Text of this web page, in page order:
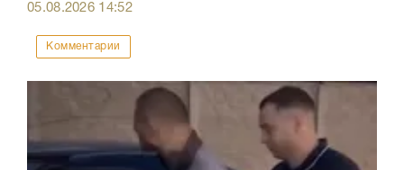
05.08.2026 14:52
Комментарии